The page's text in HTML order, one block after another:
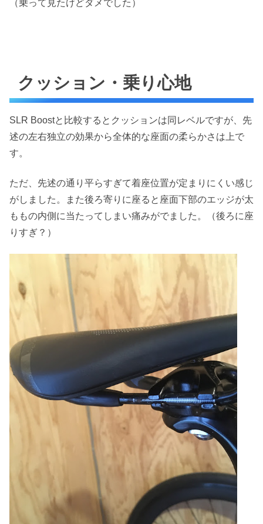
（乗って見たけどダメでした）
クッション・乗り心地
SLR Boostと比較するとクッションは同レベルですが、先
述の左右独立の効果から全体的な座面の柔らかさは上で
す。
ただ、先述の通り平らすぎて着座位置が定まりにくい感じ
がしました。また後ろ寄りに座ると座面下部のエッジが太
ももの内側に当たってしまい痛みがでました。（後ろに座
りすぎ？）